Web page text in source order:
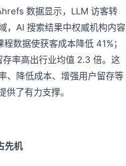
数据显示，LLM 访客转
，AI 搜索结果中权威机构内容
数据使获客成本降低 41%；
率高出行业均值 2.3 倍。这
、降低成本、增强用户留存等
供了有力支撑。
先机